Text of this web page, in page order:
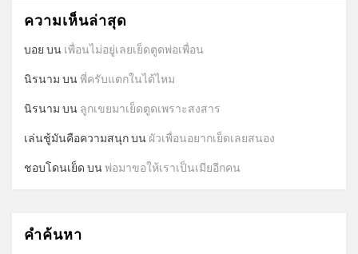
ความเห็นล่าสุด
บอย บน เพื่อนไม่อยู่เลยเย็ดตูดพ่อเพื่อน
นิรนาม บนพี่ครับแตกในได้ไหม
นิรนาม บน ลูกเขยมาเย็ดตูดเพราะสงสาร
เล่นชู้มันคือความสนุกบน ผัวเพื่อนอยากเย็ดเลยสนอง
ชอบโดนเย็ด บนพ่อมาขอให้เราเป็นเมียอีกคน
คำค้นหา